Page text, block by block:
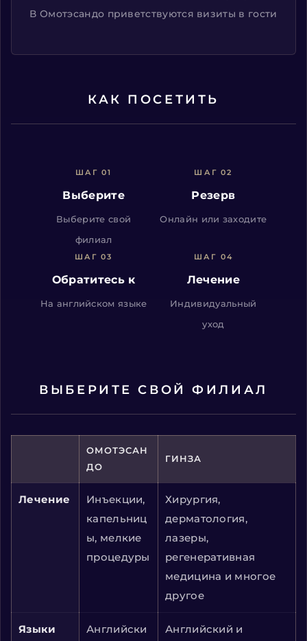
В Омотэсандо приветствуются визиты в гости
КАК ПОСЕТИТЬ
ШАГ 01
Выберите
Выберите свой
филиал
ШАГ 02
Резерв
Онлайн или заходите
ШАГ 03
Обратитесь к
На английском языке
ШАГ 04
Лечение
Индивидуальный
уход
ВЫБЕРИТЕ СВОЙ ФИЛИАЛ
ОМОТЭСАН
ДО
ГИНЗА
Лечение
Инъекции,
капельниц
ы, мелкие
процедуры
Хирургия,
дерматология,
лазеры,
регенеративная
медицина и многое
другое
Языки
Английски
Английский и